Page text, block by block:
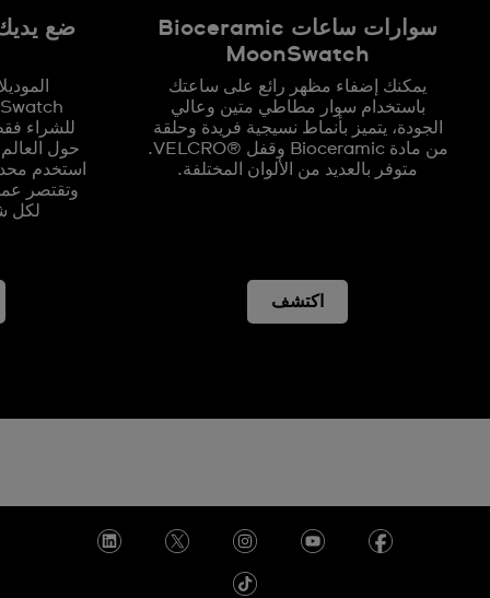
سوارات ساعات Bioceramic
MoonSwatch
يمكنك إضفاء مظهر رائع على ساعتك
باستخدام سوار مطاطي متين وعالي
الجودة، يتميز بأنماط نسيجية فريدة وحلقة
من مادة Bioceramic وقفل VELCRO®‎.
متوفر بالعديد من الألوان المختلفة.
اكتشف
ضع
حول
استخدم
وتقتصر
لكل